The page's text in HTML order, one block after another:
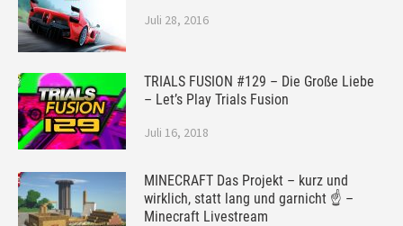
Juli 28, 2016
TRIALS FUSION #129 – Die Große Liebe
– Let’s Play Trials Fusion
Juli 16, 2018
MINECRAFT Das Projekt – kurz und
wirklich, statt lang und garnicht ☝ –
Minecraft Livestream